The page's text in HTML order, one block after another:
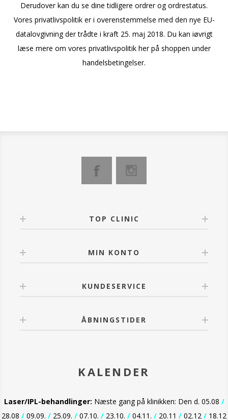
Derudover kan du se dine tidligere ordrer og ordrestatus.
Vores privatlivspolitik er i overenstemmelse med den nye EU-
datalovgivning der trådte i kraft 25. maj 2018. Du kan iøvrigt
læse mere om vores privatlivspolitik her på shoppen under
handelsbetingelser.
TOP CLINIC
MIN KONTO
KUNDESERVICE
ÅBNINGSTIDER
KALENDER
Laser/IPL-behandlinger: Næste gang på klinikken: Den d. 05.08 /
28.08 / 09.09. / 25.09. / 07.10. / 23.10. / 04.11. / 20.11 / 02.12 / 18.12